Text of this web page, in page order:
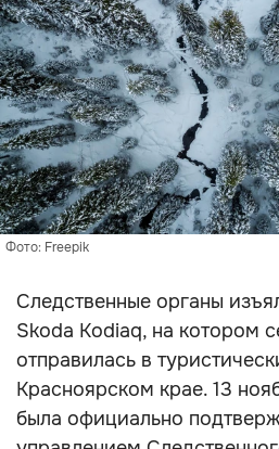
Фото: Freepik
Следственные органы
Skoda Kodiaq, на котором
отправилась в
Красноярском крае. 13
была официально